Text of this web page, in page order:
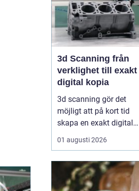
3d Scanning från
verklighet till exakt
digital kopia
3d scanning gör det
möjligt att på kort tid
skapa en exakt digital
kopia av nästan vad
som helst: en liten detalj,
eller en hel fabrik.
Tekniken används i dag
01 augusti 2026